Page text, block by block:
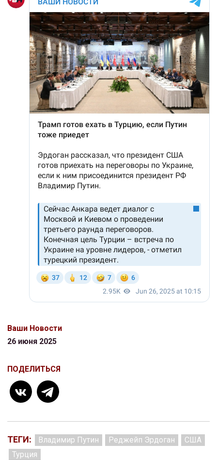
Ваши Новости
26 июня 2025
ПОДЕЛИТЬСЯ
ТЕГИ: Владимир Путин Реджейп Эрдоган
США
Турция